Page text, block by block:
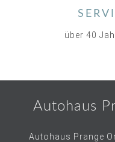
über 40
Autohaus
Autohaus Prange